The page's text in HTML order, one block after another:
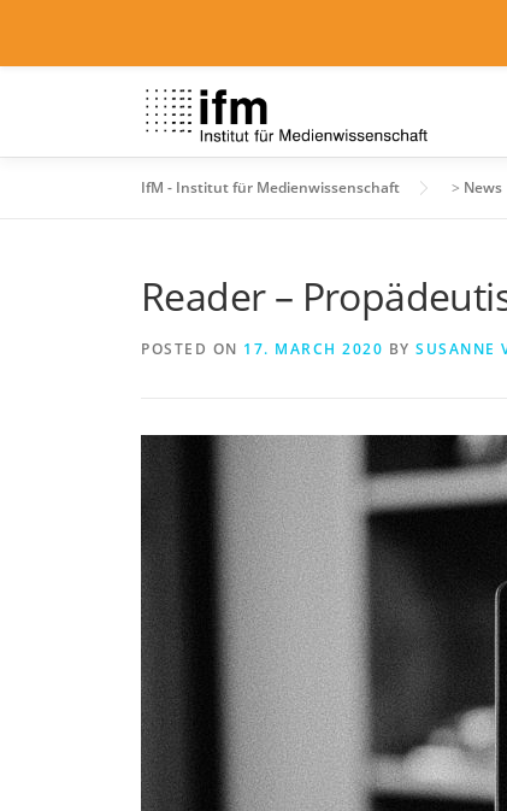
IfM - Institut für Medienwissenschaft > News
Reader –
POSTED ON 17. MARCH 2020 BY SUSANNE